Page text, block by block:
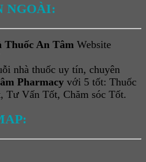
NGOÀI:
Thuốc An Tâm Website
nhà thuốc uy tín, chuyên
Pharmacy với 5 tốt: Thuốc
Tư Vấn Tốt, Chăm sóc Tốt.